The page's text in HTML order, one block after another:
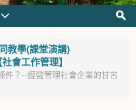
教學(課堂演講)
社會工作管理】
件？--經營管理社會企業的甘苦